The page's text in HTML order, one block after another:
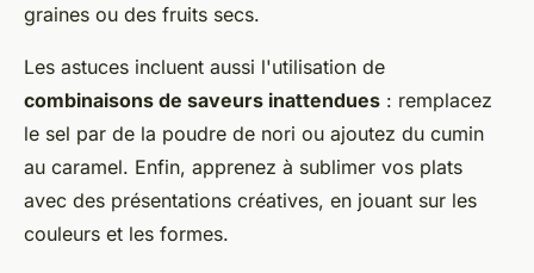
graines ou des fruits secs.
Les astuces incluent aussi l'utilisation de
combinaisons de saveurs inattendues : remplacez
le sel par de la poudre de nori ou ajoutez du cumin
au caramel. Enfin, apprenez à sublimer vos plats
avec des présentations créatives, en jouant sur les
couleurs et les formes.